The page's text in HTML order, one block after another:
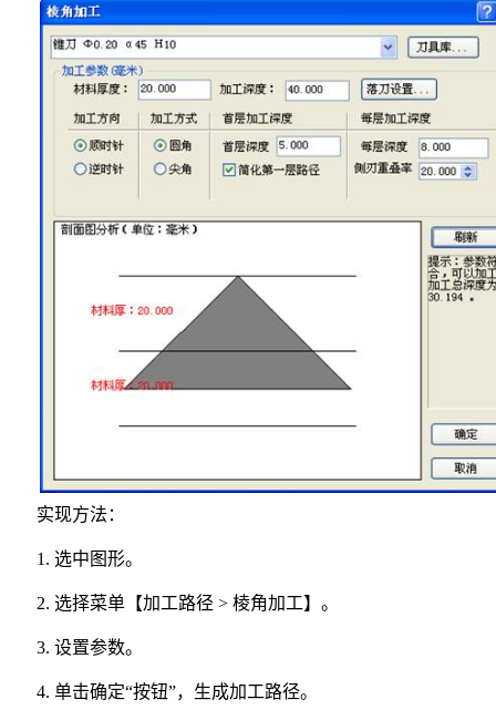
实现方法：
1. 选中图形。
2. 选择菜单【加工路径 > 棱角加工】。
3. 设置参数。
4. 单击确定“按钮”，生成加工路径。